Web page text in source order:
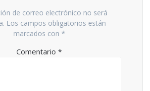
de correo electrónico no será
Los campos obligatorios están
marcados con *
Comentario *